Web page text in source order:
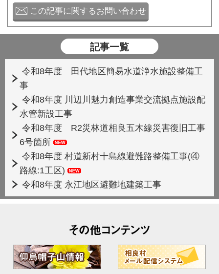
この記事に関するお問い合わせ
記事一覧
令和8年度 田代地区簡易水道浄水施設整備工
事
令和8年度 川辺川魅力創造事業交流拠点施設配
水管新設工事
令和8年度 R2災林道相良五木線災害復旧工事
6号箇所
令和8年度 村道新村十島線避難路整備工事(④
路線:1工区)
令和8年度 永江地区避難地建築工事